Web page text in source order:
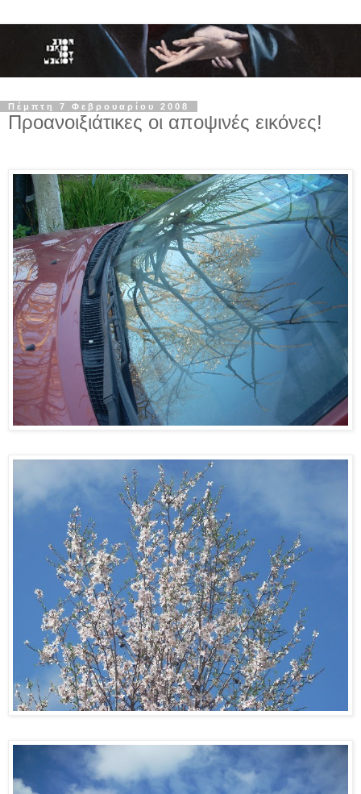
Πέμπτη 7 Φεβρουαρίου 2008
Προανοιξιάτικες οι αποψινές εικόνες!